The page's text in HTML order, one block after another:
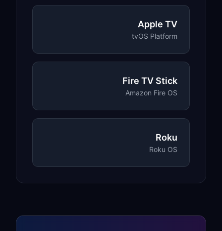
Apple TV
tvOS Platform
Fire TV Stick
Amazon Fire OS
Roku
Roku OS